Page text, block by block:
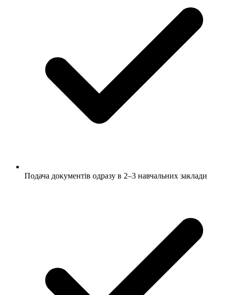
Подача документів одразу в 2–3 навчальних заклади